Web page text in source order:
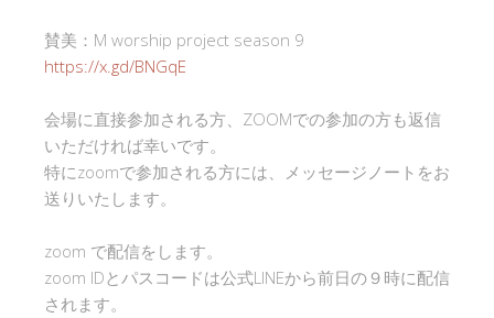
賛美：M worship project season 9
https://x.gd/BNGqE
会場に直接参加される方、ZOOMでの参加の方も返信
いただければ幸いです。
特にzoomで参加される方には、メッセージノートをお
送りいたします。
zoom で配信をします。
zoom IDとパスコードは公式LINEから前日の９時に配信
されます。